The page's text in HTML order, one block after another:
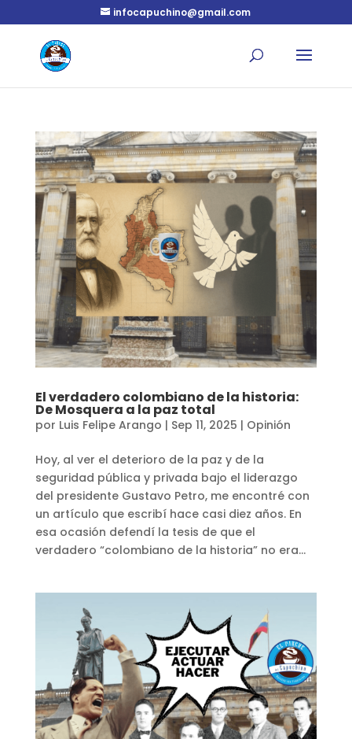
infocapuchino@gmail.com
El verdadero colombiano de la historia:
De Mosquera a la paz total
por Luis Felipe Arango | Sep 11, 2025 | Opinión
Hoy, al ver el deterioro de la paz y de la
seguridad pública y privada bajo el liderazgo
del presidente Gustavo Petro, me encontré con
un artículo que escribí hace casi diez años. En
esa ocasión defendí la tesis de que el
verdadero “colombiano de la historia” no era...